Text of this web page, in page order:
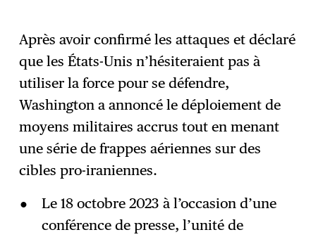
Après avoir confirmé les attaques et déclaré
que les États-Unis n’hésiteraient pas à
utiliser la force pour se défendre,
Washington a annoncé le déploiement de
moyens militaires accrus tout en menant
une série de frappes aériennes sur des
cibles pro-iraniennes.
Le 18 octobre 2023 à l’occasion d’une
conférence de presse, l’unité de